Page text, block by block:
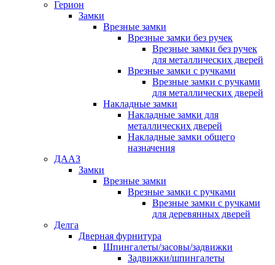
Герион
Замки
Врезные замки
Врезные замки без ручек
Врезные замки без ручек
для металлических дверей
Врезные замки с ручками
Врезные замки с ручками
для металлических дверей
Накладные замки
Накладные замки для
металлических дверей
Накладные замки общего
назначения
ДААЗ
Замки
Врезные замки
Врезные замки с ручками
Врезные замки с ручками
для деревянных дверей
Делга
Дверная фурнитура
Шпингалеты/засовы/задвижки
Задвижки/шпингалеты